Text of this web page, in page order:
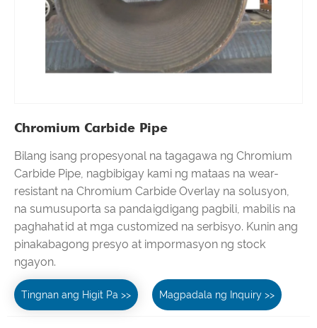
Chromium Carbide Pipe
Bilang isang propesyonal na tagagawa ng Chromium
Carbide Pipe, nagbibigay kami ng mataas na wear-
resistant na Chromium Carbide Overlay na solusyon,
na sumusuporta sa pandaigdigang pagbili, mabilis na
paghahatid at mga customized na serbisyo. Kunin ang
pinakabagong presyo at impormasyon ng stock
ngayon.
Tingnan ang Higit Pa >> Magpadala ng Inquiry >>